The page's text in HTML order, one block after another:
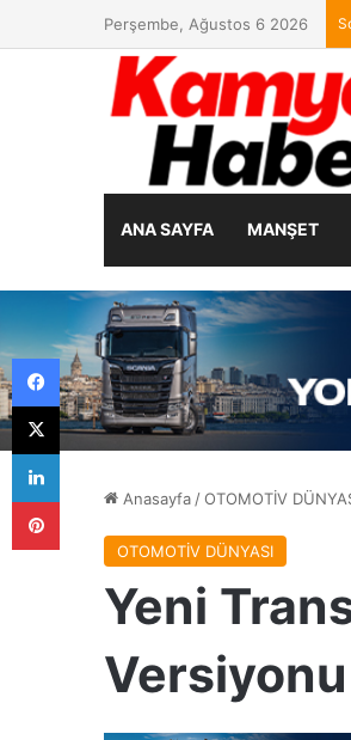
Perşembe, Ağustos 6 2026
ANA SAYFA MANŞET
Anasayfa/OTOMOTİV
OTOMOTİV DÜNYASI
Yeni
Facebook
X
LinkedIn
Pinterest